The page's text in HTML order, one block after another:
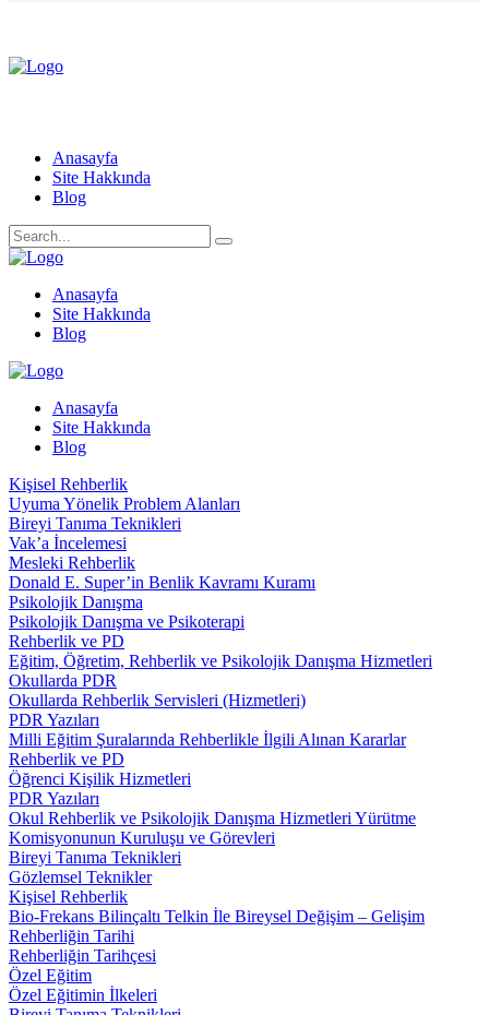
Anasayfa
Site Hakkında
Blog
Anasayfa
Site Hakkında
Blog
Anasayfa
Site Hakkında
Blog
Kişisel Rehberlik
Uyuma Yönelik Problem Alanları
Bireyi Tanıma Teknikleri
Vak’a İncelemesi
Mesleki Rehberlik
Donald E. Super’in Benlik Kavramı Kuramı
Psikolojik Danışma
Psikolojik Danışma ve Psikoterapi
Rehberlik ve PD
Eğitim, Öğretim, Rehberlik ve Psikolojik Danışma Hizmetleri
Okullarda PDR
Okullarda Rehberlik Servisleri (Hizmetleri)
PDR Yazıları
Milli Eğitim Şuralarında Rehberlikle İlgili Alınan Kararlar
Rehberlik ve PD
Öğrenci Kişilik Hizmetleri
PDR Yazıları
Okul Rehberlik ve Psikolojik Danışma Hizmetleri Yürütme
Komisyonunun Kuruluşu ve Görevleri
Bireyi Tanıma Teknikleri
Gözlemsel Teknikler
Kişisel Rehberlik
Bio-Frekans Bilinçaltı Telkin İle Bireysel Değişim – Gelişim
Rehberliğin Tarihi
Rehberliğin Tarihçesi
Özel Eğitim
Özel Eğitimin İlkeleri